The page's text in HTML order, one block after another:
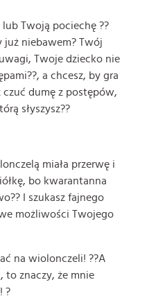
Twoją pociechę ??
już niebawem? Twój
Twoje dziecko nie
a chcesz, by gra
czuć dumę z postępów,
słyszysz??
miała przerwę i
bo kwarantanna
I szukasz fajnego
możliwości Twojego
na wiolonczeli! ??A
to znaczy, że mnie
?